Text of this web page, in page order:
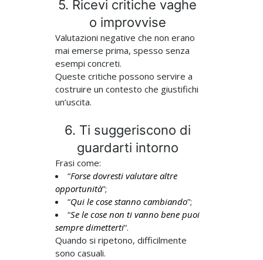
5. Ricevi critiche vaghe
o improvvise
Valutazioni negative che non erano
mai emerse prima, spesso senza
esempi concreti.
Queste critiche possono servire a
costruire un contesto che giustifichi
un’uscita.
6. Ti suggeriscono di
guardarti intorno
Frasi come:
“Forse dovresti valutare altre
opportunità”;
“Qui le cose stanno cambiando”;
“Se le cose non ti vanno bene puoi
sempre dimetterti“.
Quando si ripetono, difficilmente
sono casuali.